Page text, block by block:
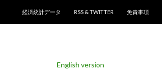
経済統計データ
RSS & TWITTER 免責事項
English version